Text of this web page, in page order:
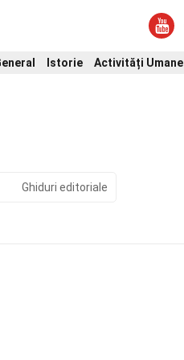
Istorie Activități Umane
Ghiduri editoriale